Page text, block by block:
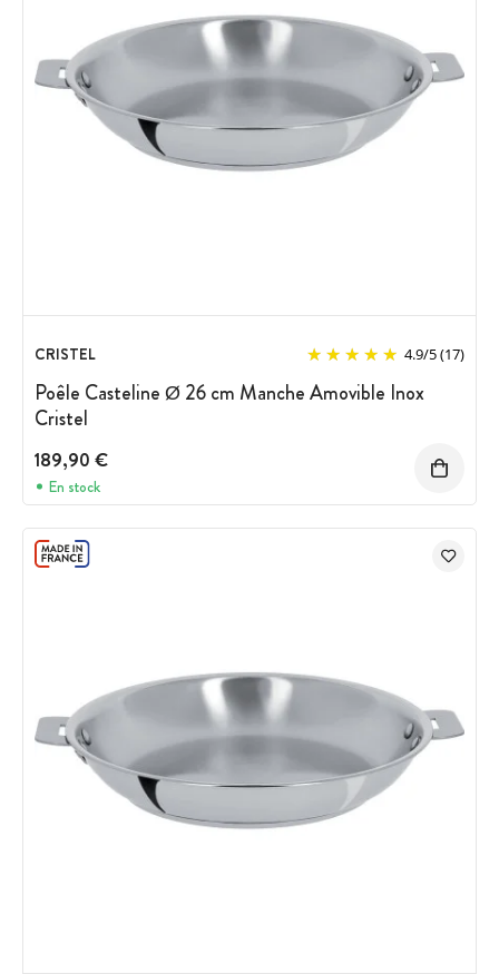
CRISTEL 4.9/5(17)
Poêle Casteline Ø 26 cm Manche Amovible Inox
Cristel
189,90 €
En stock